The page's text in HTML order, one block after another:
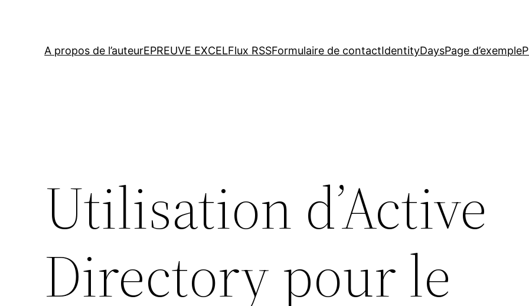
A propos de l’auteurEPREUVE EXCELFlux RSSFormulaire de contactIdentityDaysPage d’exemple
Utilisation d’Active
Directory pour le